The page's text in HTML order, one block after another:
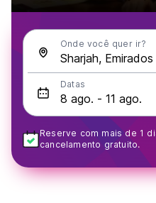
Onde você quer ir?
Datas
Reserve com mais de 1
cancelamento gratuito.